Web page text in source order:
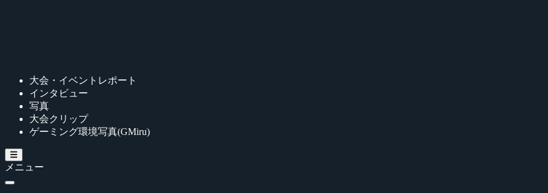
大会・イベントレポート
インタビュー
写真
大会クリップ
ゲーミング環境写真(GMiru)
メニュー